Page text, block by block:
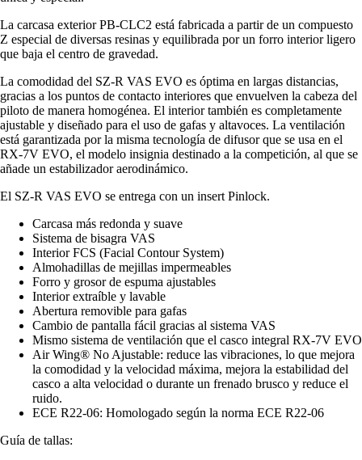
La carcasa exterior PB-CLC2 está fabricada a partir de un compuesto
Z especial de diversas resinas y equilibrada por un forro interior ligero
que baja el centro de gravedad.
La comodidad del SZ-R VAS EVO es óptima en largas distancias,
gracias a los puntos de contacto interiores que envuelven la cabeza del
piloto de manera homogénea. El interior también es completamente
ajustable y diseñado para el uso de gafas y altavoces. La ventilación
está garantizada por la misma tecnología de difusor que se usa en el
RX-7V EVO, el modelo insignia destinado a la competición, al que se
añade un estabilizador aerodinámico.
El SZ-R VAS EVO se entrega con un insert Pinlock.
Carcasa más redonda y suave
Sistema de bisagra VAS
Interior FCS (Facial Contour System)
Almohadillas de mejillas impermeables
Forro y grosor de espuma ajustables
Interior extraíble y lavable
Abertura removible para gafas
Cambio de pantalla fácil gracias al sistema VAS
Mismo sistema de ventilación que el casco integral RX-7V EVO
Air Wing® No Ajustable: reduce las vibraciones, lo que mejora
la comodidad y la velocidad máxima, mejora la estabilidad del
casco a alta velocidad o durante un frenado brusco y reduce el
ruido.
ECE R22-06: Homologado según la norma ECE R22-06
Guía de tallas: